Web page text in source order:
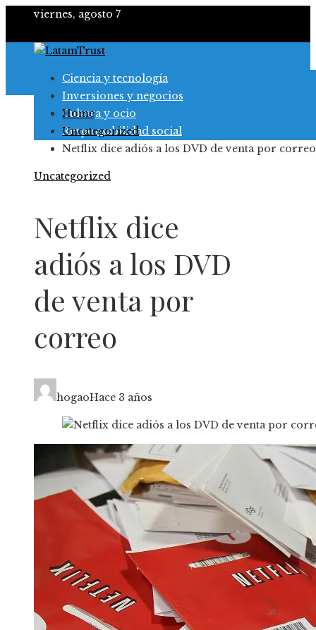
viernes, agosto 7
Ciencia y tecnología
Inversiones y negocios
Cultura y ocio
Responsabilidad social
Home
Uncategorized
Netflix dice adiós a los DVD de venta por correo
Uncategorized
Netflix dice
adiós a los DVD
de venta por
correo
hogaoHace 3 años